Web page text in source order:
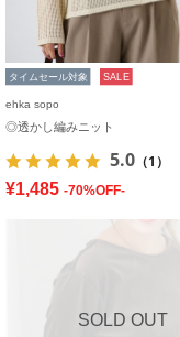
タイムセール対象 SALE
ehka sopo
◎透かし編みニット
5.0 （1）
¥1,485 -70%OFF-
SOLD OUT